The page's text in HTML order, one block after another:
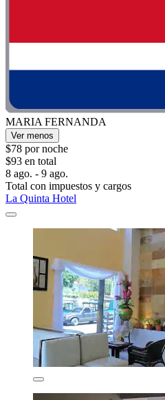
MARIA FERNANDA
Ver menos
$78 por noche
$93 en total
8 ago. - 9 ago.
Total con impuestos y cargos
La Quinta Hotel